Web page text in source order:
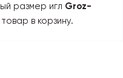
размер игл Groz-
в корзину.